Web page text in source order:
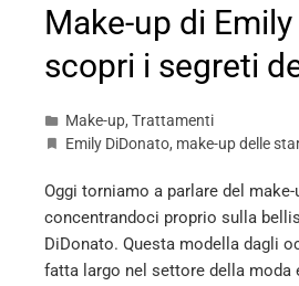
Make-up di
scopri i segreti
Make-up, Trattamenti
Emily DiDonato, make-up delle
Oggi torniamo a parlare del make-
concentrandoci proprio sulla
DiDonato. Questa modella dagli
fatta largo nel settore della moda